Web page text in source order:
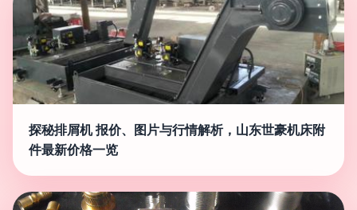
探秘排屑机 报价、图片与行情解析，山东世豪机床附
件最新价格一览